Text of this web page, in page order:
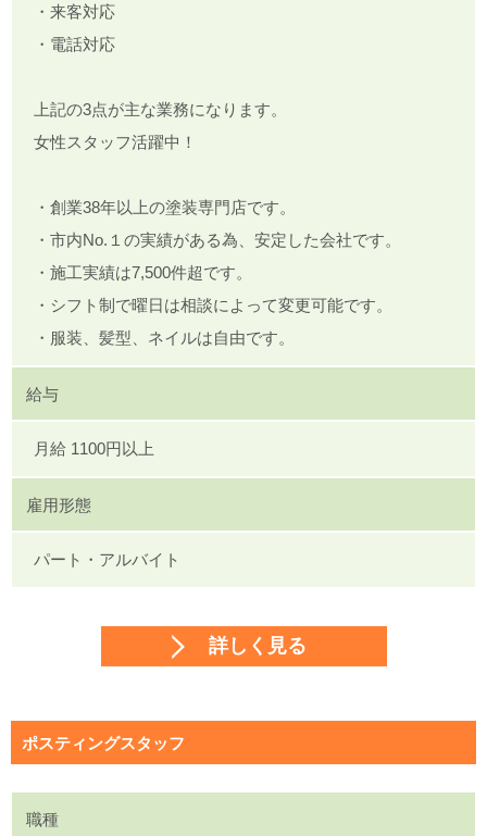
・来客対応
・電話対応
上記の3点が主な業務になります。
女性スタッフ活躍中！
・創業38年以上の塗装専門店です。
・市内No.１の実績がある為、安定した会社です。
・施工実績は7,500件超です。
・シフト制で曜日は相談によって変更可能です。
・服装、髪型、ネイルは自由です。
給与
月給 1100円以上
雇用形態
パート・アルバイト
詳しく見る
ポスティングスタッフ
職種